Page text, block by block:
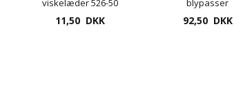
11,50 DKK 92,50 DKK